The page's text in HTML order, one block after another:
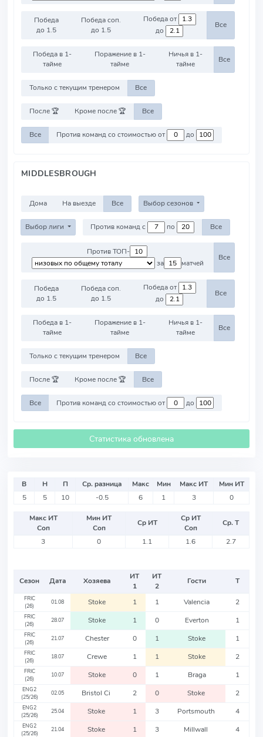
Победа
до 1.5
Победа соп.
до 1.5
Победа от
до
Все
Победа в 1-
тайме
Поражение в 1-
тайме
Ничья в 1-
тайме
Все
Только с текущим тренером Все
После 🏆 Кроме после 🏆 Все
Все Против команд со стоимостью от до
MIDDLESBROUGH
Дома На выезде Все Выбор сезонов
Выбор лиги Против команд с по Все
Против ТОП-
за
матчей
Все
Победа
до 1.5
Победа соп.
до 1.5
Победа от
до
Все
Победа в 1-
тайме
Поражение в 1-
тайме
Ничья в 1-
тайме
Все
Только с текущим тренером Все
После 🏆 Кроме после 🏆 Все
Все Против команд со стоимостью от до
Статистика обновлена
В Н П Ср. разница Макс Мин Макс ИТ
Мин ИТ
5
5 10 -0.5 6 1 3 0
Макс ИТ
Соп
Мин ИТ
Соп
Ср ИТ
Ср ИТ
Соп
Ср. Т
3
0 1.1 1.6 2.7
Сезон Дата Хозяева
ИТ
1
ИТ
2
Гости Т
FRIC
(26)
01.08 Stoke 1 1 Valencia 2
FRIC
(26)
28.07 Stoke 1 0 Everton 1
FRIC
(26)
21.07 Chester 0 1 Stoke 1
FRIC
(26)
18.07 Crewe 1 1 Stoke 2
FRIC
(26)
10.07 Stoke 0 1 Braga 1
ENG2
(25/26)
02.05 Bristol Ci 2 0 Stoke 2
ENG2
(25/26)
25.04 Stoke 1 3 Portsmouth 4
ENG2
(25/26)
21.04 Stoke 1 3 Millwall 4